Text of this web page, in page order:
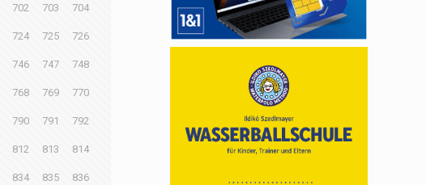
702 703 704
724 725 726
746 747 748
768 769 770
790 791 792
812 813 814
834 835 836